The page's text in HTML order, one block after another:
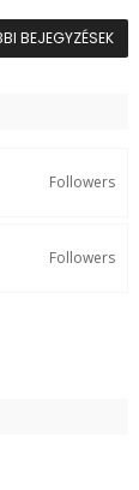
BEJEGYZÉSEK
Followers
Followers